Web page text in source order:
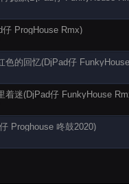
ProgHouse Rmx)
色的回忆(DjPad仔
着迷(DjPad仔 FunkyHouse
Proghouse 咚鼓2020)